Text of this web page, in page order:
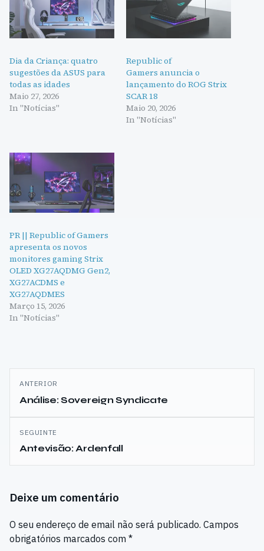
Dia da Criança: quatro
sugestões da ASUS para
todas as idades
Maio 27, 2026
In "Notícias"
Republic of
Gamers anuncia o
lançamento do ROG Strix
SCAR 18
Maio 20, 2026
In "Notícias"
PR || Republic of Gamers
apresenta os novos
monitores gaming Strix
OLED XG27AQDMG Gen2,
XG27ACDMS e
XG27AQDMES
Março 15, 2026
In "Notícias"
Navegação
de
artigos
ANTERIOR
Análise: Sovereign Syndicate
SEGUINTE
Antevisão: Ardenfall
Deixe um comentário
O seu endereço de email não será publicado. Campos
obrigatórios marcados com *